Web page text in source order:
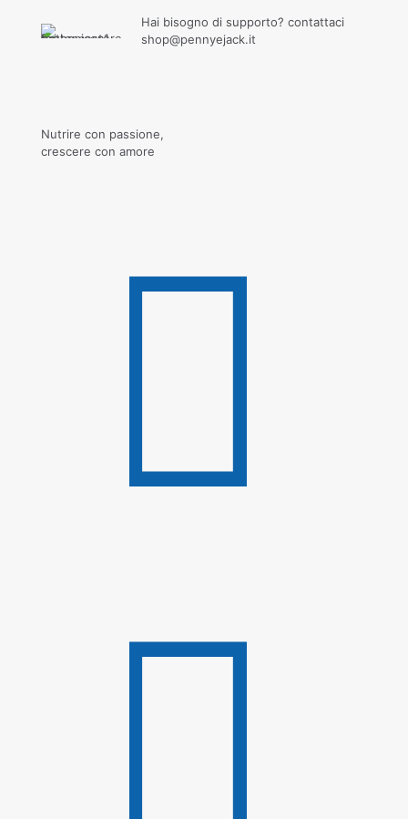
Hai bisogno di supporto? contattaci
shop@pennyejack.it
Nutrire con passione,
crescere con amore